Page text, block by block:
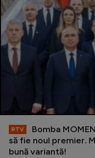
RTV
Bomba
să fie noul premier.
bună variantă!